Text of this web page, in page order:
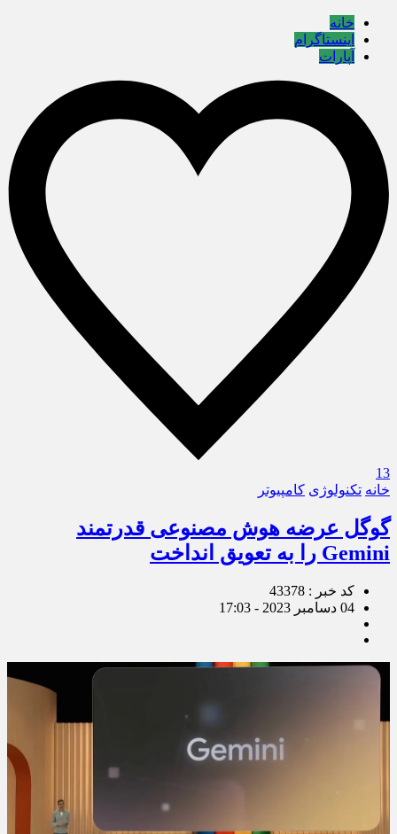
خانه
اینستاگرام
آپارات
13
خانه تکنولوژی کامپیوتر
گوگل عرضه هوش مصنوعی قدرتمند
Gemini را به تعویق انداخت
کد خبر : 43378
04 دسامبر 2023 - 17:03